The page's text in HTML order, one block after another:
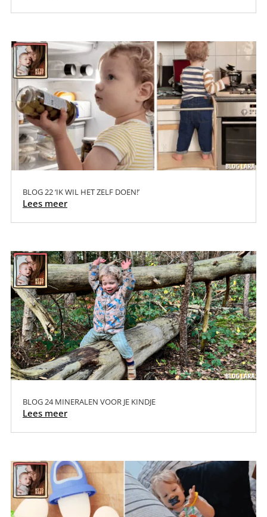
BLOG 22 ‘IK WIL HET ZELF DOEN!’
Lees meer
BLOG 24 MINERALEN VOOR JE KINDJE
Lees meer